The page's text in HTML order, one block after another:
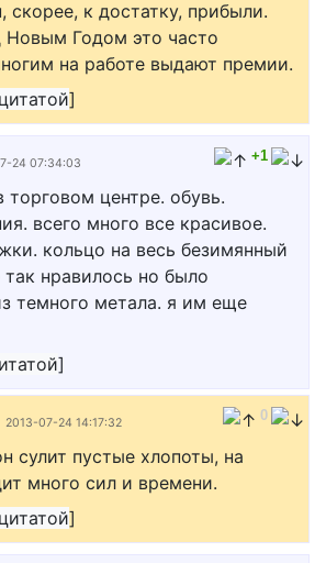
скорее, к достатку, прибыли.
Новым Годом это часто
на работе выдают премии.
]
24 07:34:03 +1
торговом центре. обувь.
всего много все красивое.
кольцо на весь безимянный
нравилось но было
темного метала. я им еще
]
2013-07-24 14:17:32 0
сулит пустые хлопоты, на
много сил и времени.
]